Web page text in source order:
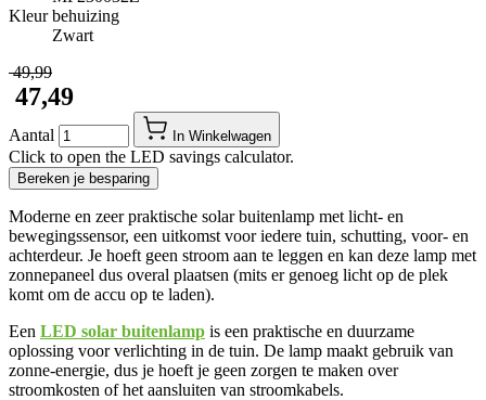
Kleur behuizing
Zwart
​ 49,99
​ 47,49
Aantal In Winkelwagen
Click to open the LED savings calculator.
Bereken je besparing
Moderne en zeer praktische solar buitenlamp met licht- en
bewegingssensor, een uitkomst voor iedere tuin, schutting, voor- en
achterdeur. Je hoeft geen stroom aan te leggen en kan deze lamp met
zonnepaneel dus overal plaatsen (mits er genoeg licht op de plek
komt om de accu op te laden).
Een LED solar buitenlamp is een praktische en duurzame
oplossing voor verlichting in de tuin. De lamp maakt gebruik van
zonne-energie, dus je hoeft je geen zorgen te maken over
stroomkosten of het aansluiten van stroomkabels.